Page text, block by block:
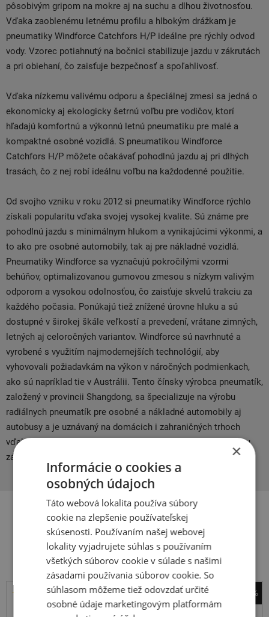
pôsobivým gripom na mokre aj na suchu a dlhou životnosťou.
Vďaka zaoblenému letnému profilu a hlbokým drážkam je
pneumatiky Windforce Catchfors H/P ideálne pre rýchly odvod
vody. Vzorec potiahnutý na bočnici stabilizuje jazdu v zákrutách
a pri obiehaní, čo zaisťuje bezpečnosť a spoľahlivosť.
Vďaka nízkemu valivému odporu a špeciálnej zmesi sa jedná o
ekonomicky aj ekologicky šetrnú voľbu pre vodičov, ktorí
hľadajú komfortnú a výkonnú letnú pneumatiku pre malé a
kompaktné osobné vozidlá. S pneumatikou Windforce
Catchfors H/P môžete očakávať pohodlnú jazdu aj pri dlhých
trasách, čo z nej robí ideálnu voľbu na každodenné použitie.
Od svojho vzniku v roku 2012 si pneumatiky Windforce rýchlo
získali popularitu vďaka svojej vysokej kvalite. Sú známe pre
pohodlnú jazdu s minimálnym hlukom a vynikajúcimi výkonmi, a
to ako pre osobné automobily, tak aj pre nákladné vozidlá.
Pneumatiky Windforce sa vyznačujú pokročilými vzormi
behúňov, optimalizovanou gumovou zmesou s nízkym valivým
odporom a vysokou odolnosťou, čo zaisťuje skvelú trakciu za
každého počasia. Ponúkajú tiež znížené úrovne hluku a sú
dostupné v širokej škále veľkostí a prevedení, vrátane zimných,
letných aj celoročných variantov. Windforce sú navrhnuté a
vyrobené s využitím najmodernejších technológií, aby
vyhovovali požiadavkám na výkon v náročných podmienkach,
ako sú napríklad tie v Austrálii. Tento čínsky výrobca pneumatík,
založený v provincii Shangdong, sa špecializuje na výrobu
radiálnych pneumatík pre osobné a nákladné automobily aj
autobusy a je uznávaný na domácich i zahraničných trhoch
vďaka svojej vysokej kvalite, dostupným cenám a výbornému
zákazníckemu servisu.
Súvisiace produkty
-31%
Michelin
×
Informácie o cookies a
osobných údajoch
Táto webová lokalita používa súbory
cookie na zlepšenie používateľskej
skúsenosti. Používaním našej webovej
lokality vyjadrujete súhlas s používaním
všetkých súborov cookie v súlade s našimi
zásadami používania súborov cookie. So
súhlasom môžeme tiež odovzdať určité
osobné údaje marketingovým platformám